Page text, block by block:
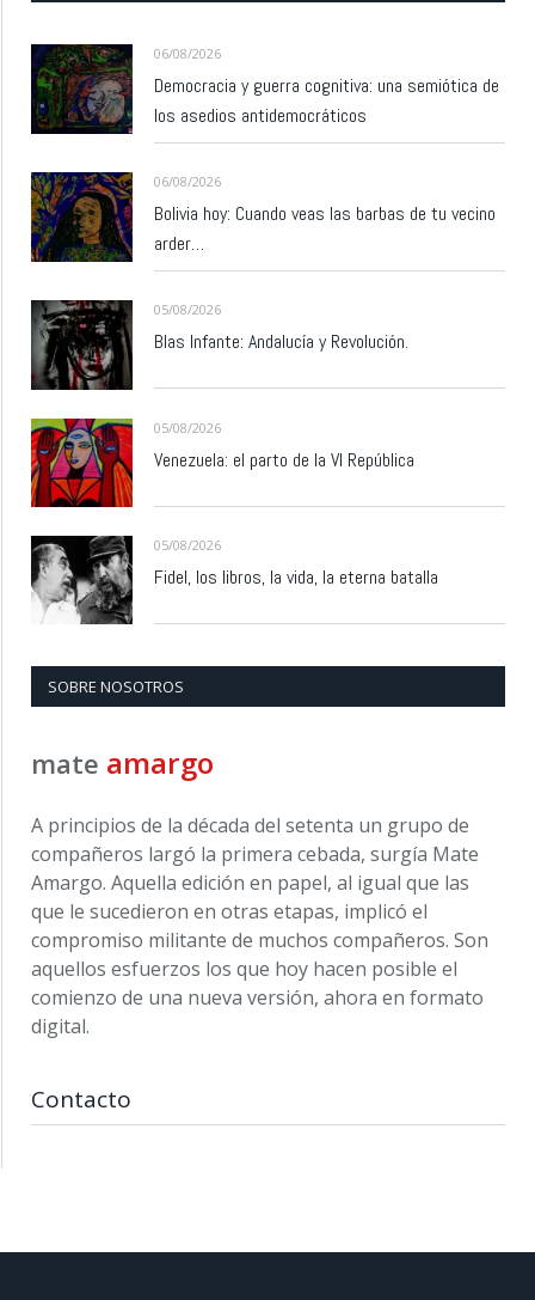
06/08/2026
Democracia y guerra cognitiva: una semiótica de
los asedios antidemocráticos
06/08/2026
Bolivia hoy: Cuando veas las barbas de tu vecino
arder…
05/08/2026
Blas Infante: Andalucía y Revolución.
05/08/2026
Venezuela: el parto de la VI República
05/08/2026
Fidel, los libros, la vida, la eterna batalla
SOBRE NOSOTROS
mate amargo
A principios de la década del setenta un grupo de
compañeros largó la primera cebada, surgía Mate
Amargo. Aquella edición en papel, al igual que las
que le sucedieron en otras etapas, implicó el
compromiso militante de muchos compañeros. Son
aquellos esfuerzos los que hoy hacen posible el
comienzo de una nueva versión, ahora en formato
digital.
Contacto